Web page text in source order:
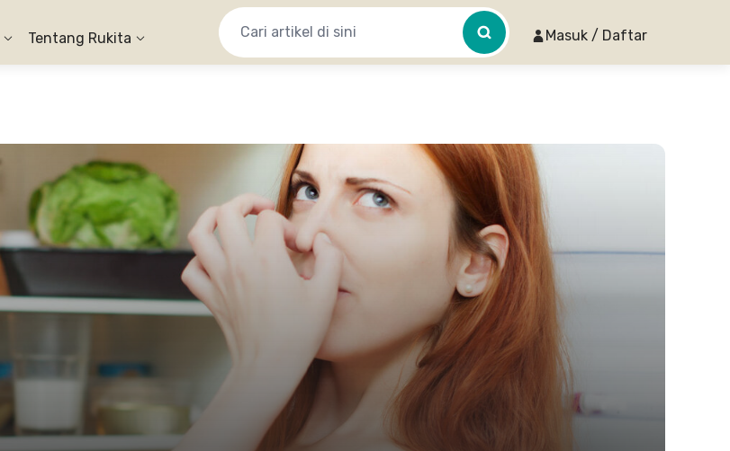
Tentang Rukita Masuk / Daftar